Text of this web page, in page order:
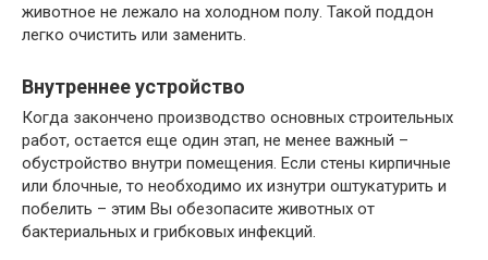
животное не лежало на холодном полу. Такой поддон
легко очистить или заменить.
Внутреннее устройство
Когда закончено производство основных строительных
работ, остается еще один этап, не менее важный –
обустройство внутри помещения. Если стены кирпичные
или блочные, то необходимо их изнутри оштукатурить и
побелить – этим Вы обезопасите животных от
бактериальных и грибковых инфекций.